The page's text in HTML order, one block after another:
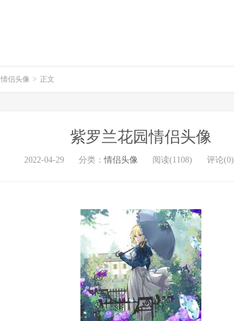
情侣头像 > 正文
紫罗兰花园情侣头像
2022-04-29 分类：情侣头像 阅读(1108) 评论(0)